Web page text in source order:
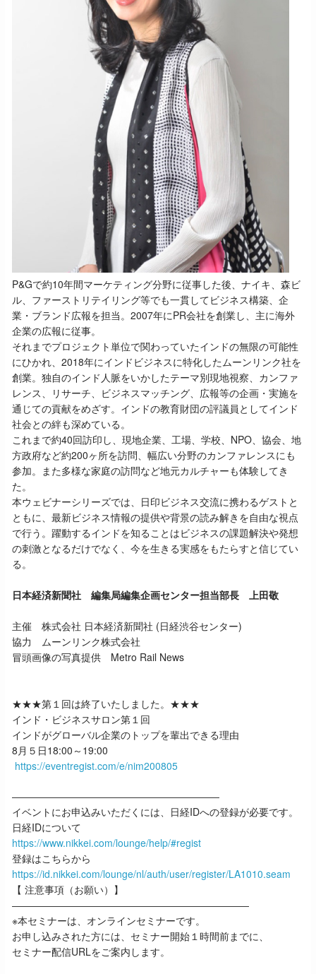
P&Gで約10年間マーケティング分野に従事した後、ナイキ、森ビ
ル、ファーストリテイリング等でも一貫してビジネス構築、企
業・ブランド広報を担当。2007年にPR会社を創業し、主に海外
企業の広報に従事。
それまでプロジェクト単位で関わっていたインドの無限の可能性
にひかれ、2018年にインドビジネスに特化したムーンリンク社を
創業。独自のインド人脈をいかしたテーマ別現地視察、カンファ
レンス、リサーチ、ビジネスマッチング、広報等の企画・実施を
通じての貢献をめざす。インドの教育財団の評議員としてインド
社会との絆も深めている。
これまで約40回訪印し、現地企業、工場、学校、NPO、協会、地
方政府など約200ヶ所を訪問、幅広い分野のカンファレンスにも
参加。また多様な家庭の訪問など地元カルチャーも体験してき
た。
本ウェビナーシリーズでは、日印ビジネス交流に携わるゲストと
ともに、最新ビジネス情報の提供や背景の読み解きを自由な視点
で行う。躍動するインドを知ることはビジネスの課題解決や発想
の刺激となるだけでなく、今を生きる実感をもたらすと信じてい
る。
日本経済新聞社 編集局編集企画センター担当部長 上田敬
主催 株式会社 日本経済新聞社 (日経渋谷センター)
協力 ムーンリンク株式会社
冒頭画像の写真提供 Metro Rail News
★★★第１回は終了いたしました。★★★
インド・ビジネスサロン第１回
インドがグローバル企業のトップを輩出できる理由
8月５日18:00～19:00
https://eventregist.com/e/nim200805
―――――――――――――――――――――
イベントにお申込みいただくには、日経IDへの登録が必要です。
日経IDについて
https://www.nikkei.com/lounge/help/#regist
登録はこちらから
https://id.nikkei.com/lounge/nl/auth/user/register/LA1010.seam
【 注意事項（お願い）】
――――――――――――――――――――――――
※本セミナーは、オンラインセミナーです。
お申し込みされた方には、セミナー開始１時間前までに、
セミナー配信URLをご案内します。